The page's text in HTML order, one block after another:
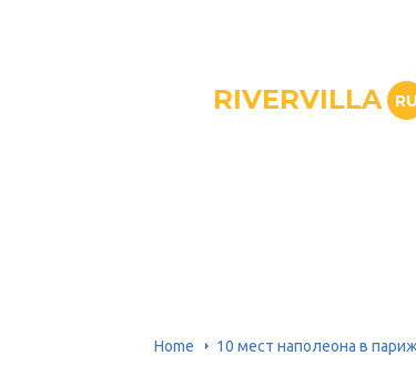
RIVERVILLA RU
Home 10 мест наполеона в